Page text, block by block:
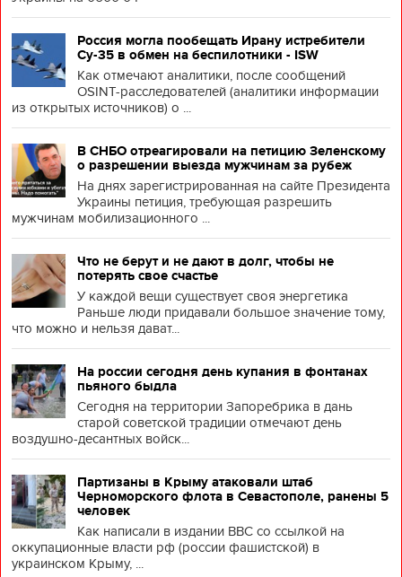
Россия могла пообещать Ирану истребители
Су-35 в обмен на беспилотники - ISW
Как отмечают аналитики, после сообщений
OSINT-расследователей (аналитики информации
из открытых источников) о ...
В СНБО отреагировали на петицию Зеленскому
о разрешении выезда мужчинам за рубеж
На днях зарегистрированная на сайте Президента
Украины петиция, требующая разрешить
мужчинам мобилизационного ...
Что не берут и не дают в долг, чтобы не
потерять свое счастье
У каждой вещи существует своя энергетика
Раньше люди придавали большое значение тому,
что можно и нельзя дават...
На россии сегодня день купания в фонтанах
пьяного быдла
Сегодня на территории Запоребрика в дань
старой советской традиции отмечают день
воздушно-десантных войск...
Партизаны в Крыму атаковали штаб
Черноморского флота в Севастополе, ранены 5
человек
Как написали в издании BBC со ссылкой на
оккупационные власти рф (россии фашистской) в
украинском Крыму, ...